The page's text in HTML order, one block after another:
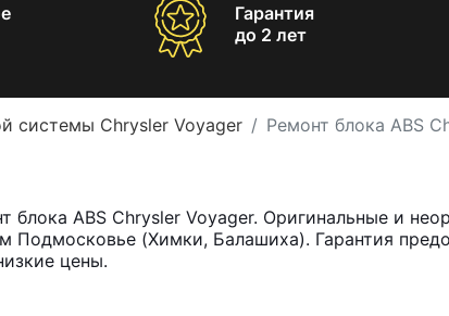
Гарантия
до 2 лет
системы Chrysler Voyager Ремонт блока ABS
ABS Chrysler Voyager. Оригинальные и
(Химки, Балашиха). Гарантия
цены.